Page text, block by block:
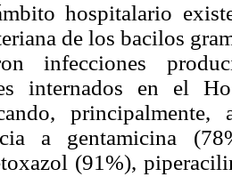
hospitalario
de los bacilos
infecciones
internados en el
a gentamicina
(91%),